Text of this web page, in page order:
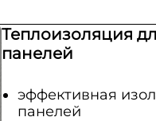
Теплоизоляция
панелей
эффективная
панелей